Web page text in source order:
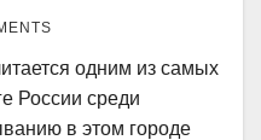
одним из самых
России среди
в этом городе